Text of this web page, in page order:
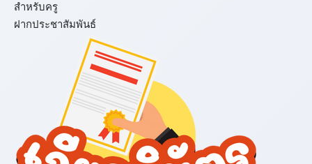
สำหรับครู
ฝากประชาสัมพันธ์